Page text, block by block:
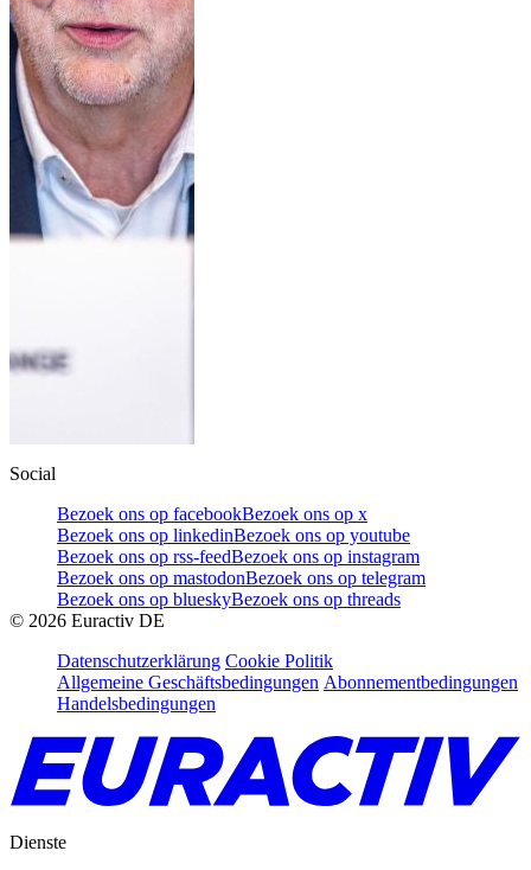
Social
Bezoek ons op facebookBezoek ons op x
Bezoek ons op linkedinBezoek ons op youtube
Bezoek ons op rss-feedBezoek ons op instagram
Bezoek ons op mastodonBezoek ons op telegram
Bezoek ons op blueskyBezoek ons op threads
© 2026 Euractiv DE
Datenschutzerklärung Cookie Politik
Allgemeine Geschäftsbedingungen Abonnementbedingungen
Handelsbedingungen
Dienste